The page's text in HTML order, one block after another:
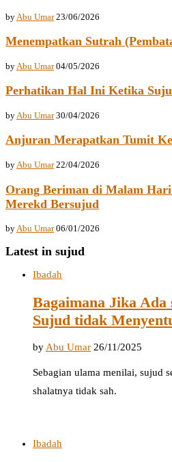
by Abu Umar 23/06/2026
Menempatkan Sutrah
by Abu Umar 04/05/2026
Perhatikan Hal Ini Ketika
by Abu Umar 30/04/2026
Anjuran Merapatkan Tumit
byAbu Umar 22/04/2026
Orang Beriman di Malam
Merekd Bersujud
byAbu Umar 06/01/2026
Latest in sujud
Ibadah
Bagaimana Jika Ada
Sujud tidak
byAbu Umar 26/11/2025
Sebagian ulama menilai, sujud
shalatnya tidak sah.
Ibadah